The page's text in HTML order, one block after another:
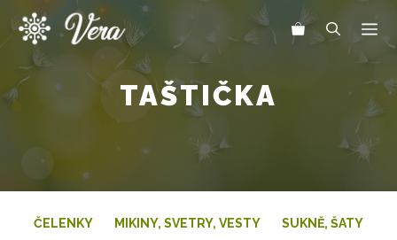
Přeskočit
obsah
TAŠTIČKA
ČELENKY MIKINY, SVETRY, VESTY
SUKNĚ, ŠATY